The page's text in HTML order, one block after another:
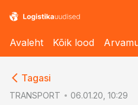
Avaleht Kõik lood
Tagasi
TRANSPORT 06.01.20, 10:29